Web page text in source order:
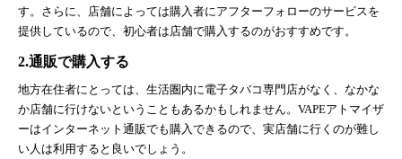
す。さらに、店舗によっては購入者にアフターフォローのサービスを
提供しているので、初心者は店舗で購入するのがおすすめです。
2.通販で購入する
地方在住者にとっては、生活圏内に電子タバコ専門店がなく、なかな
か店舗に行けないということもあるかもしれません。VAPEアトマイザ
ーはインターネット通販でも購入できるので、実店舗に行くのが難し
い人は利用すると良いでしょう。